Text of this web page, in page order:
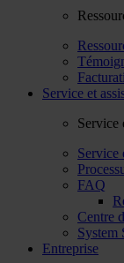
Service et
Service
Service
FAQ
Centre
System
Entreprise